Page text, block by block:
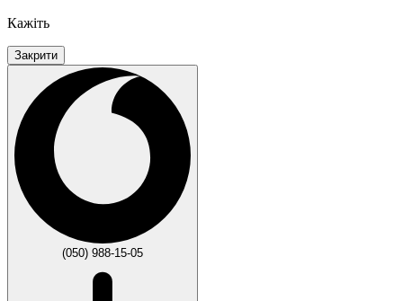
Кажіть
Закрити
(050) 988-15-05